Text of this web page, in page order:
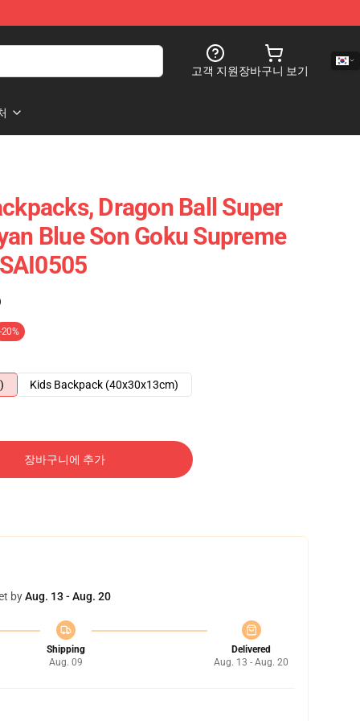
고객 지원장바구니 보기
Dragon Ball Super
Blue Son Goku Supreme
-20%
Kids Backpack (40x30x13cm)
장바구니에 추가
byAug. 13 - Aug. 20
Shipping
Aug. 09
Delivered
Aug. 13 - Aug. 20